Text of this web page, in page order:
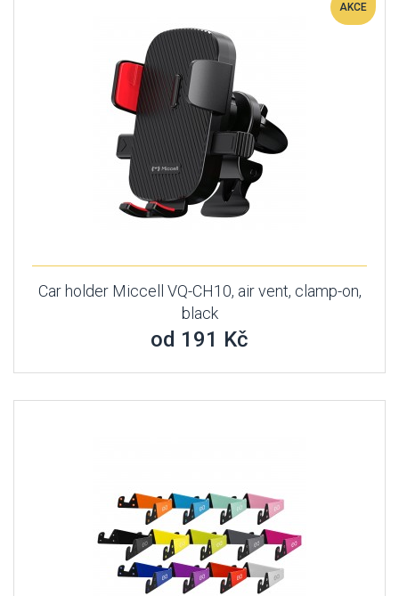
AKCE
Car holder Miccell VQ-CH10, air vent, clamp-on,
black
od 191 Kč